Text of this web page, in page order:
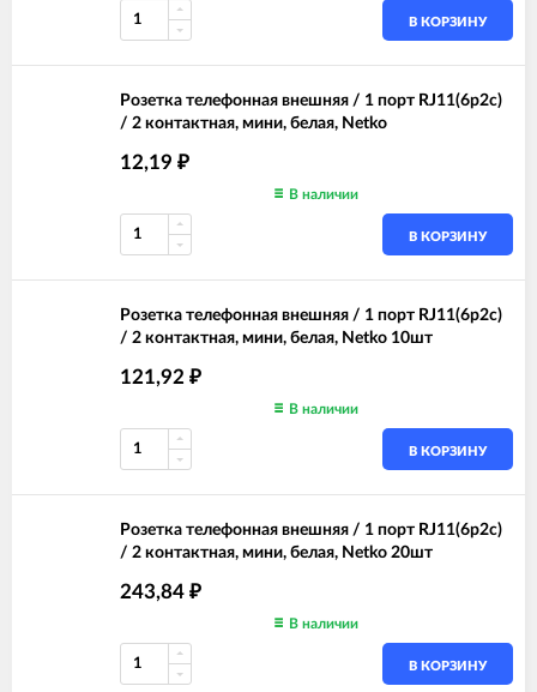
В КОРЗИНУ
Розетка телефонная внешняя / 1 порт RJ11(6p2c)
/ 2 контактная, мини, белая, Netko
12,19 ₽
В наличии
В КОРЗИНУ
Розетка телефонная внешняя / 1 порт RJ11(6p2c)
/ 2 контактная, мини, белая, Netko 10шт
121,92 ₽
В наличии
В КОРЗИНУ
Розетка телефонная внешняя / 1 порт RJ11(6p2c)
/ 2 контактная, мини, белая, Netko 20шт
243,84 ₽
В наличии
В КОРЗИНУ